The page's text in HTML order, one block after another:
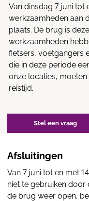
Van dinsdag 7 juni tot
werkzaamheden aan
plaats. De brug is
werkzaamheden
fietsers, voetgangers
die in deze periode
onze locaties,
reistijd.
Stel een vraag
Afsluitingen
Van 7 juni tot en met
niet te gebruiken door
de brug weer open,